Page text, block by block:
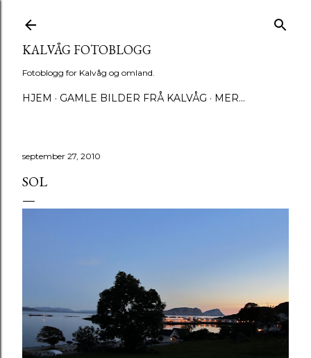
KALVÅG FOTOBLOGG
Fotoblogg for Kalvåg og omland.
HJEM GAMLE BILDER FRÅ KALVÅG MER…
september 27, 2010
SOL